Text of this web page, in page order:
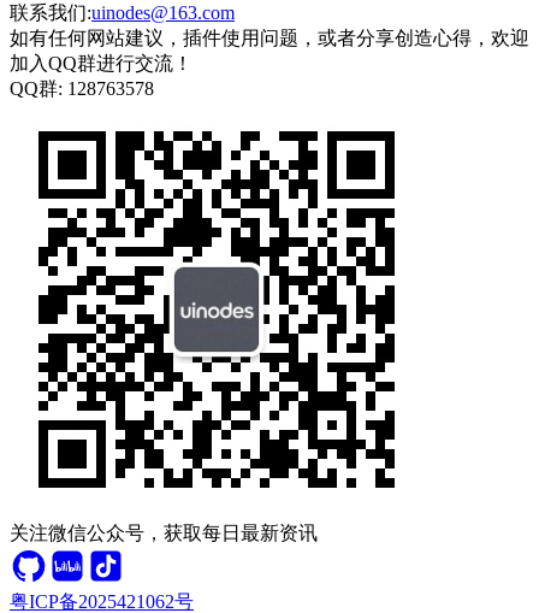
联系我们:uinodes@163.com
如有任何网站建议，插件使用问题，或者分享创造心得，欢迎
加入QQ群进行交流！
QQ群: 128763578
关注微信公众号，获取每日最新资讯
粤ICP备2025421062号